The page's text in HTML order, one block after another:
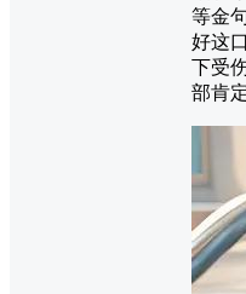
等金
好这
下受
部肯